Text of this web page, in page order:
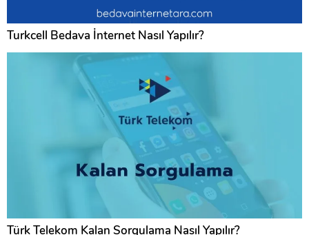
Turkcell Bedava İnternet Nasıl Yapılır?
Türk Telekom Kalan Sorgulama Nasıl Yapılır?